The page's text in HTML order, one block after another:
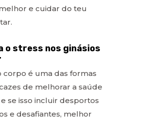
e cuidar do teu
o stress nos ginásios
corpo é uma das formas
de melhorar a saúde
se isso incluir desportos
e desafiantes, melhor